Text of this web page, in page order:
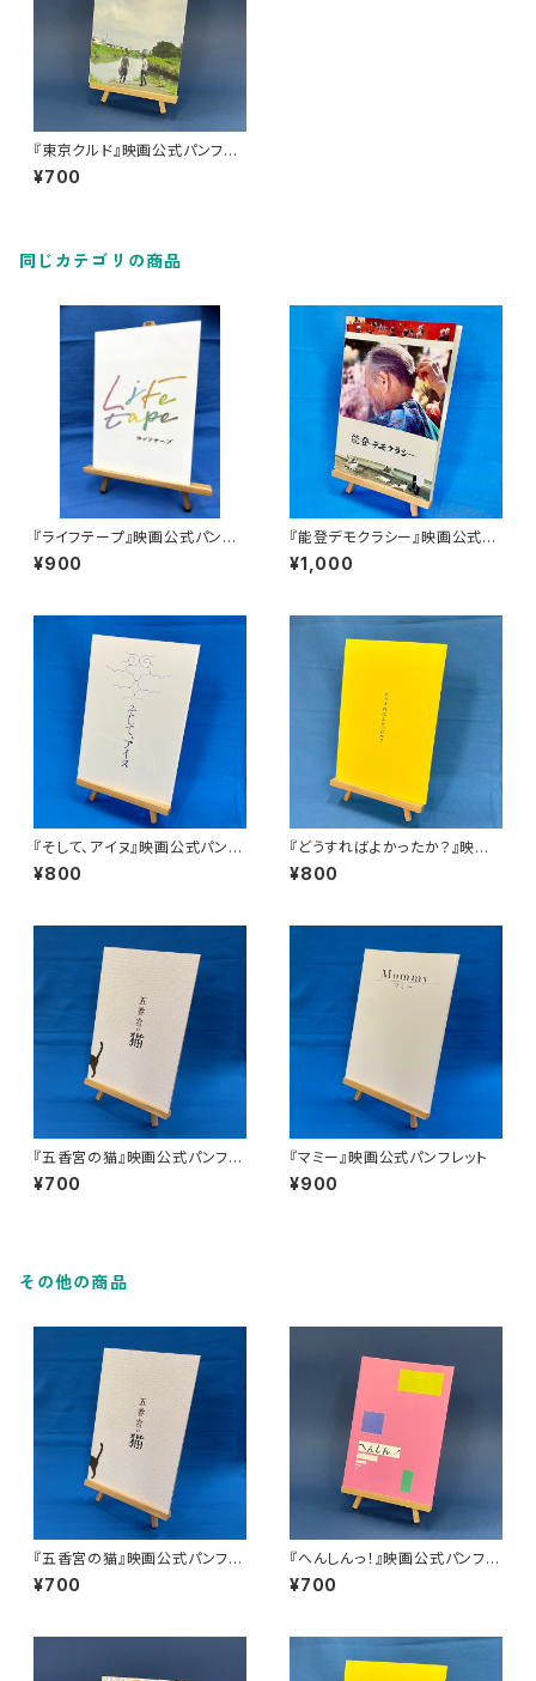
『東京クルド』映画公式パンフレ
ット
¥700
同じカテゴリの商品
『ライフテープ』映画公式パンフ
レット
¥900
『能登デモクラシー』映画公式パ
ンフレット
¥1,000
『そして、アイヌ』映画公式パンフ
レット
¥800
『どうすればよかったか？』映画
公式パンフレット
¥800
『五香宮の猫』映画公式パンフレ
ット
¥700
『マミー』映画公式パンフレット
¥900
その他の商品
『五香宮の猫』映画公式パンフレ
ット
¥700
『へんしんっ！』映画公式パンフレ
ット
¥700